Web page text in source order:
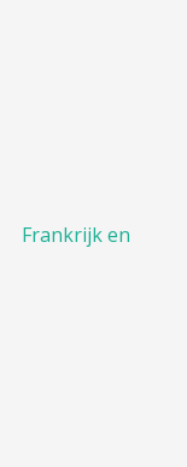
Frankrijk en